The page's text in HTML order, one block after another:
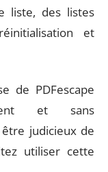
liste, des listes
et
de PDFescape
et sans
judicieux de
utiliser cette